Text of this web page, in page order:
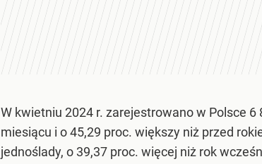
W kwietniu 2024 r. zarejestrowano w Polsce
miesiącu i o 45,29 proc. większy niż przed
jednoślady, o 39,37 proc. więcej niż rok